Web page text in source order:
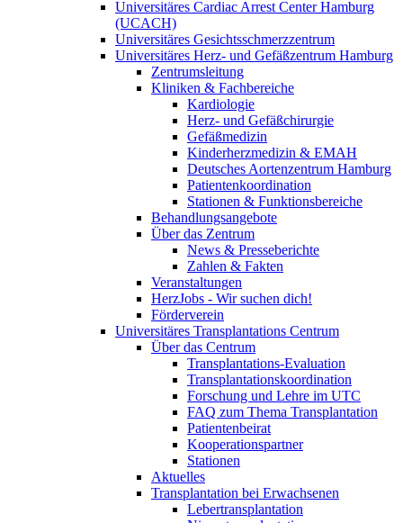
Universitäres Cardiac Arrest Center Hamburg
(UCACH)
Universitäres Gesichtsschmerzzentrum
Universitäres Herz- und Gefäßzentrum Hamburg
Zentrumsleitung
Kliniken & Fachbereiche
Kardiologie
Herz- und Gefäßchirurgie
Gefäßmedizin
Kinderherzmedizin & EMAH
Deutsches Aortenzentrum Hamburg
Patientenkoordination
Stationen & Funktionsbereiche
Behandlungsangebote
Über das Zentrum
News & Presseberichte
Zahlen & Fakten
Veranstaltungen
HerzJobs - Wir suchen dich!
Förderverein
Universitäres Transplantations Centrum
Über das Centrum
Transplantations-Evaluation
Transplantationskoordination
Forschung und Lehre im UTC
FAQ zum Thema Transplantation
Patientenbeirat
Kooperationspartner
Stationen
Aktuelles
Transplantation bei Erwachsenen
Lebertransplantation